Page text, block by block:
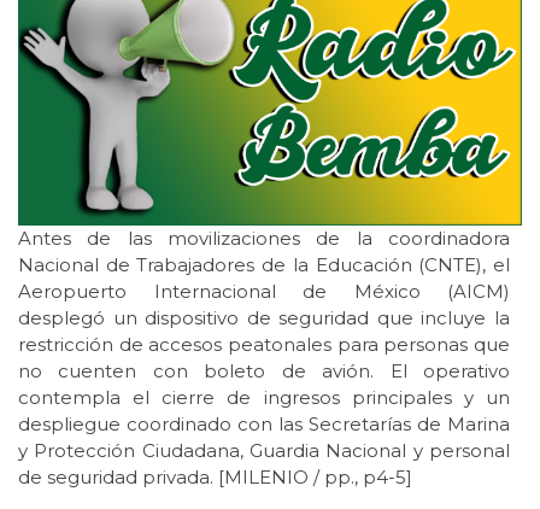
Antes de las movilizaciones de la coordinadora
Nacional de Trabajadores de la Educación (CNTE), el
Aeropuerto Internacional de México (AICM)
desplegó un dispositivo de seguridad que incluye la
restricción de accesos peatonales para personas que
no cuenten con boleto de avión. El operativo
contempla el cierre de ingresos principales y un
despliegue coordinado con las Secretarías de Marina
y Protección Ciudadana, Guardia Nacional y personal
de seguridad privada. [MILENIO / pp., p4-5]